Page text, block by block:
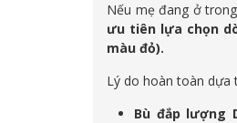
Nếu mẹ đang ở
ưu tiên lựa chọn
màu đỏ).
Lý do hoàn toàn dựa
Bù đắp lượng